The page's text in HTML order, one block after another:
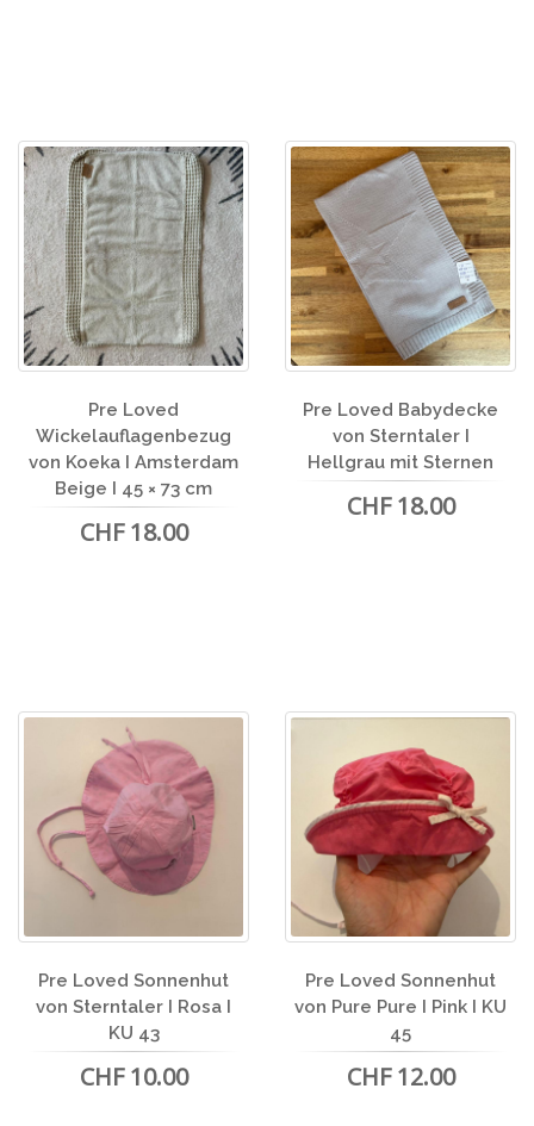
Pre Loved
Wickelauflagenbezug
von Koeka I Amsterdam
Beige I 45 × 73 cm
CHF 18.00
Pre Loved Babydecke
von Sterntaler I
Hellgrau mit Sternen
CHF 18.00
Pre Loved Sonnenhut
von Sterntaler I Rosa I
KU 43
CHF 10.00
Pre Loved Sonnenhut
von Pure Pure I Pink I KU
45
CHF 12.00